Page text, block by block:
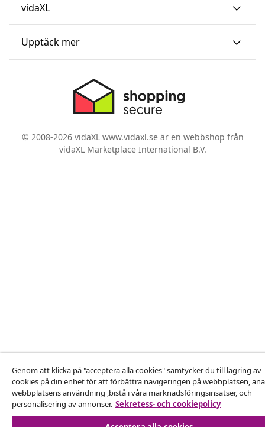
vidaXL
Upptäck mer
© 2008-2026 vidaXL www.vidaxl.se är en webbshop från
vidaXL Marketplace International B.V.
Genom att klicka på "acceptera alla cookies" samtycker du till lagring av
cookies på din enhet för att förbättra navigeringen på webbplatsen,
webbplatsens användning ,bistå i våra marknadsföringsinsatser, och
personalisering av annonser. Sekretess- och cookiepolicy